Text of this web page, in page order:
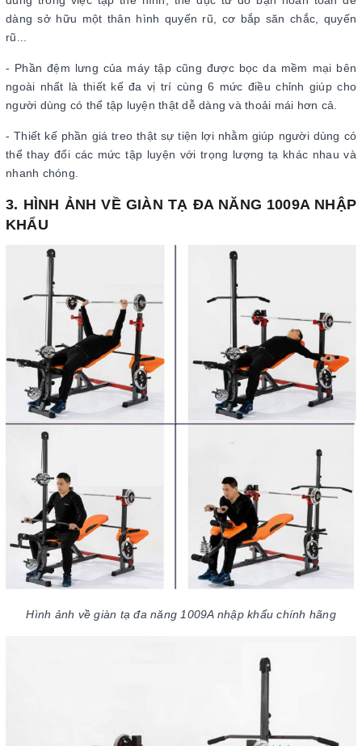
dàng sở hữu một thân hình quyến rũ, cơ bắp săn chắc, quyến
rũ...
- Phần đệm lưng của máy tập cũng được bọc da mềm mại bên
ngoài nhất là thiết kế đa vị trí cùng 6 mức điều chỉnh giúp cho
người dùng có thể tập luyện thật dễ dàng và thoải mái hơn cả.
- Thiết kế phần giá treo thật sự tiện lợi nhằm giúp người dùng có
thể thay đổi các mức tập luyện với trọng lượng tạ khác nhau và
nhanh chóng.
3. HÌNH ẢNH VỀ GIÀN TẠ ĐA NĂNG 1009A NHẬP
KHẨU
Hình ảnh về giàn tạ đa năng 1009A nhập khẩu chính hãng